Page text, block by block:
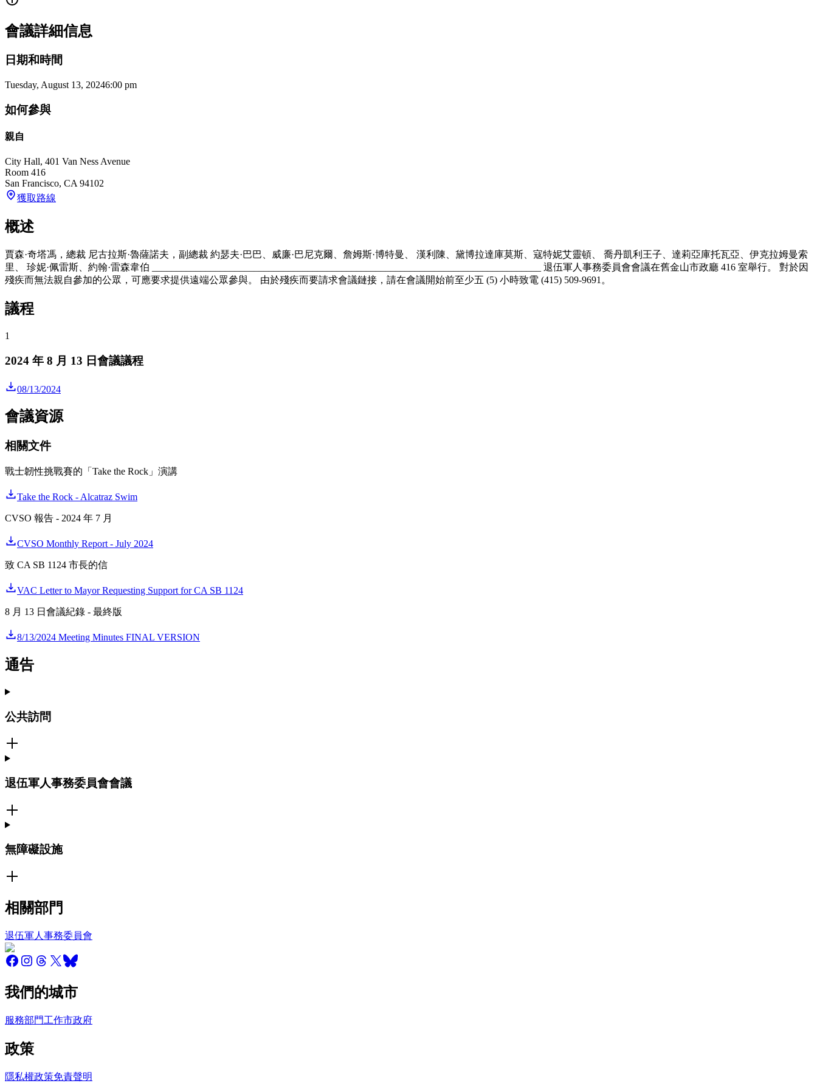
會議詳細信息
日期和時間
Tuesday, August 13, 20246:00 pm
如何參與
親自
City Hall, 401 Van Ness Avenue
Room 416
San Francisco, CA 94102
獲取路線
概述
賈森·奇塔馮，總裁 尼古拉斯·魯薩諾夫，副總裁 約瑟夫·巴巴、威廉·巴尼克爾、詹姆斯·博特曼、 漢利陳、黛博拉達庫莫斯、寇特妮艾靈頓、 喬丹凱利王子、達莉亞庫托瓦亞、伊克拉姆曼索
里、 珍妮·佩雷斯、約翰·雷森韋伯 ________________________________________________________________________________ 退伍軍人事務委員會會議在舊金山市政廳 416 室舉行。 對於因
殘疾而無法親自參加的公眾，可應要求提供遠端公眾參與。 由於殘疾而要請求會議鏈接，請在會議開始前至少五 (5) 小時致電 (415) 509-9691。
議程
1
2024 年 8 月 13 日會議議程
08/13/2024
會議資源
相關文件
戰士韌性挑戰賽的「Take the Rock」演講
Take the Rock - Alcatraz Swim
CVSO 報告 - 2024 年 7 月
CVSO Monthly Report - July 2024
致 CA SB 1124 市長的信
VAC Letter to Mayor Requesting Support for CA SB 1124
8 月 13 日會議紀錄 - 最終版
8/13/2024 Meeting Minutes FINAL VERSION
通告
公共訪問
退伍軍人事務委員會會議
無障礙設施
相關部門
退伍軍人事務委員會
我們的城市
服務部門工作市政府
政策
隱私權政策免責聲明